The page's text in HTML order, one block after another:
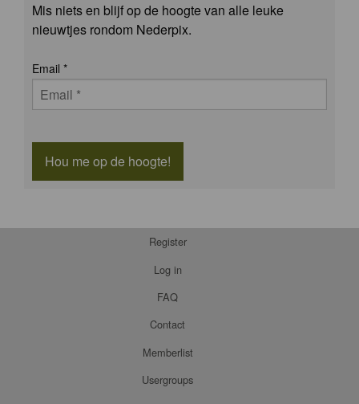
Mis niets en blijf op de hoogte van alle leuke
nieuwtjes rondom Nederpix.
Email *
Hou me op de hoogte!
Register
Log in
FAQ
Contact
Memberlist
Usergroups